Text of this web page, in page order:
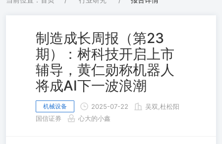
制造成长周报（第23
期）：树科技开启上市
辅导，黄仁勋称机器人
将成AI下一波浪潮
机械设备 2025-07-22
吴双,杜松阳
国信证券
心大的小鑫